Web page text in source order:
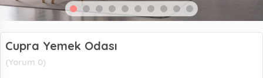
Cupra Yemek Odası
(Yorum 0)